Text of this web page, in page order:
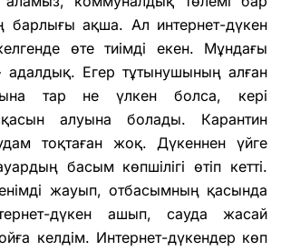
барлығы ақша. Ал интернет-дүкен
өте тиімді екен. Мұндағы
адалдық. Егер тұтынушының алған
тар не үлкен болса, кері
алуына болады. Карантин
тоқтаған жоқ. Дүкеннен үйге
басым көпшілігі өтіп кетті.
жауып, отбасымның қасында
дүкен ашып, сауда жасай
келдім. Интернет-дүкендер көп